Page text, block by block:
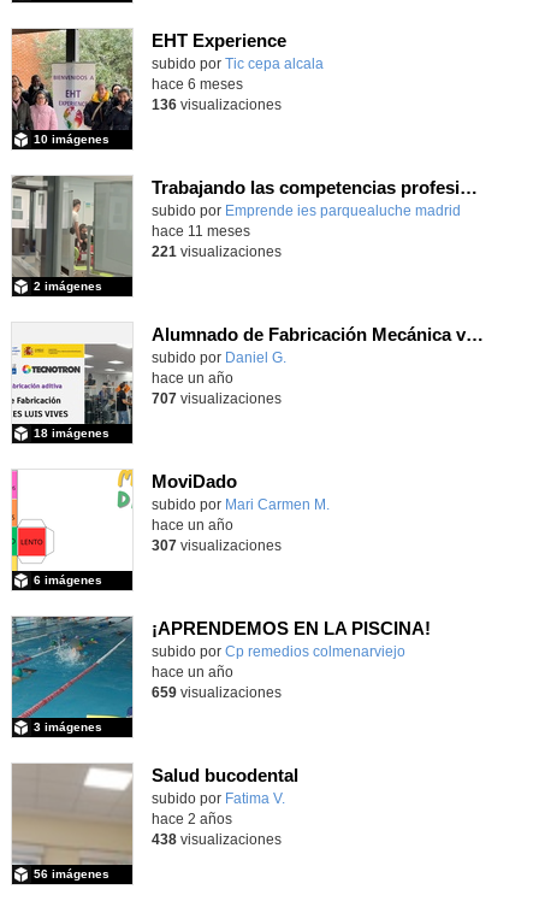
EHT Experience
subido por Tic cepa alcala
10 imágenes
hace 6 meses
136visualizaciones
Trabajando las competencias profesionales para la empleabilidad
Contenido educativo.
subido por Emprende ies parquealuche madrid
2 imágenes
hace 11 meses
221 visualizaciones
Alumnado de Fabricación Mecánica visita el Showroom de 3DZ
subido por Daniel G.
18 imágenes
hace un año
707visualizaciones
MoviDado
Contenido educativo.
subido por Mari Carmen M.
6 imágenes
hace un año
307visualizaciones
¡APRENDEMOS EN LA PISCINA!
Contenido educativo.
subido por Cp remedios colmenarviejo
3 imágenes
-
hace un año
659visualizaciones
Salud bucodental
subido por Fatima V.
56 imágenes
hace 2 años
438visualizaciones